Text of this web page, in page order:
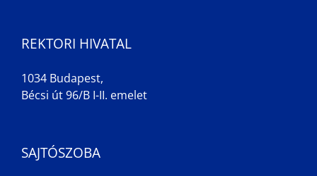
REKTORI HIVATAL
1034 Budapest,
Bécsi út 96/B I-II. emelet
SAJTÓSZOBA